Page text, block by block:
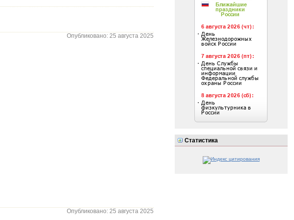
Опубликовано: 25 августа 2025
Опубликовано: 25 августа 2025
Статистика